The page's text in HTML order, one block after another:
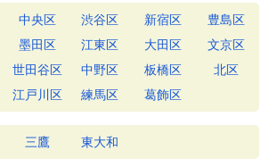
中央区 渋谷区 新宿区
豊島区
墨田区 江東区 大田区
文京区
世田谷区 中野区 板橋区
北区
江戸川区 練馬区 葛飾区
三鷹 東大和